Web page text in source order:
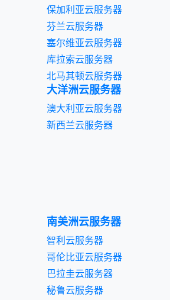
保加利亚云服务器
芬兰云服务器
塞尔维亚云服务器
库拉索云服务器
北马其顿云服务器
大洋洲云服务器
澳大利亚云服务器
新西兰云服务器
南美洲云服务器
智利云服务器
哥伦比亚云服务器
巴拉圭云服务器
秘鲁云服务器